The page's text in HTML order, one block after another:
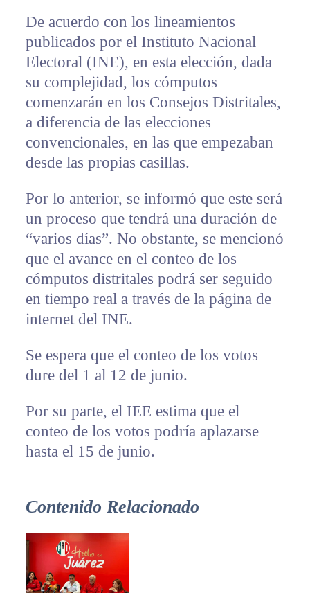
De acuerdo con los lineamientos
publicados por el Instituto Nacional
Electoral (INE), en esta elección, dada
su complejidad, los cómputos
comenzarán en los Consejos Distritales,
a diferencia de las elecciones
convencionales, en las que empezaban
desde las propias casillas.
Por lo anterior, se informó que este será
un proceso que tendrá una duración de
“varios días”. No obstante, se mencionó
que el avance en el conteo de los
cómputos distritales podrá ser seguido
en tiempo real a través de la página de
internet del INE.
Se espera que el conteo de los votos
dure del 1 al 12 de junio.
Por su parte, el IEE estima que el
conteo de los votos podría aplazarse
hasta el 15 de junio.
Contenido Relacionado